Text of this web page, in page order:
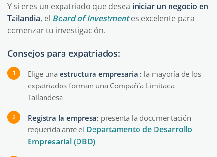
Y si eres un expatriado que desea iniciar un negocio en
Tailandia, el Board of Investmentes excelente para
comenzar tu investigación.
Consejos para expatriados:
Elige una estructura empresarial: la mayoría de los
expatriados forman una Compañía Limitada
Tailandesa
Registra la empresa: presenta la documentación
requerida ante el Departamento de Desarrollo
Empresarial (DBD)